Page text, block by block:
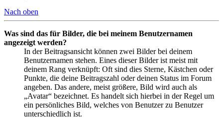
Nach oben
Was sind das für Bilder, die bei meinem Benutzernamen
angezeigt werden?
In der Beitragsansicht können zwei Bilder bei deinem
Benutzernamen stehen. Eines dieser Bilder ist meist mit
deinem Rang verknüpft: Oft sind dies Sterne, Kästchen oder
Punkte, die deine Beitragszahl oder deinen Status im Forum
angeben. Das andere, meist größere, Bild wird auch als
„Avatar“ bezeichnet. Es handelt sich hierbei in der Regel um
ein persönliches Bild, welches von Benutzer zu Benutzer
unterschiedlich ist.